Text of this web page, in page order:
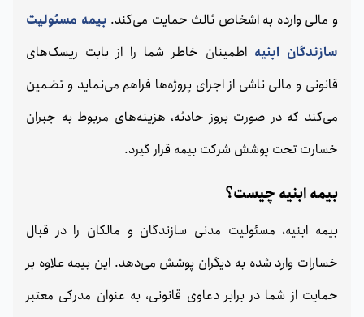
و مالی وارده به اشخاص ثالث حمایت می‌کند. بیمه مسئولیت
سازندگان ابنیه اطمینان خاطر شما را از بابت ریسک‌های
قانونی و مالی ناشی از اجرای پروژه‌ها فراهم می‌نماید و تضمین
می‌کند که در صورت بروز حادثه، هزینه‌های مربوط به جبران
خسارت تحت پوشش شرکت بیمه قرار گیرد.
بیمه ابنیه چیست؟
بیمه ابنیه، مسئولیت مدنی سازندگان و مالکان را در قبال
خسارات وارد شده به دیگران پوشش می‌دهد. این بیمه علاوه بر
حمایت از شما در برابر دعاوی قانونی، به عنوان مدرکی معتبر